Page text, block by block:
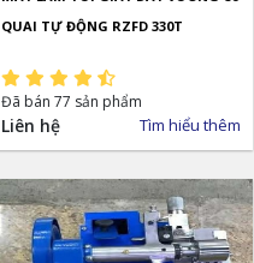
QUAI TỰ ĐỘNG RZFD 330T
Đã bán 77 sản phẩm
Liên hệ Tìm hiểu thêm